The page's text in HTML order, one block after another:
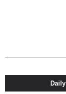
Daily